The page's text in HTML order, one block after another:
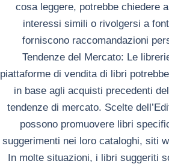
cosa leggere, potrebbe chiedere
interessi simili o rivolgersi a
forniscono raccomandazioni
Tendenze del Mercato: Le
piattaforme di vendita di libri
in base agli acquisti precedenti
tendenze di mercato. Scelte
possono promuovere libri
suggerimenti nei loro cataloghi, siti
In molte situazioni, i libri suggeriti